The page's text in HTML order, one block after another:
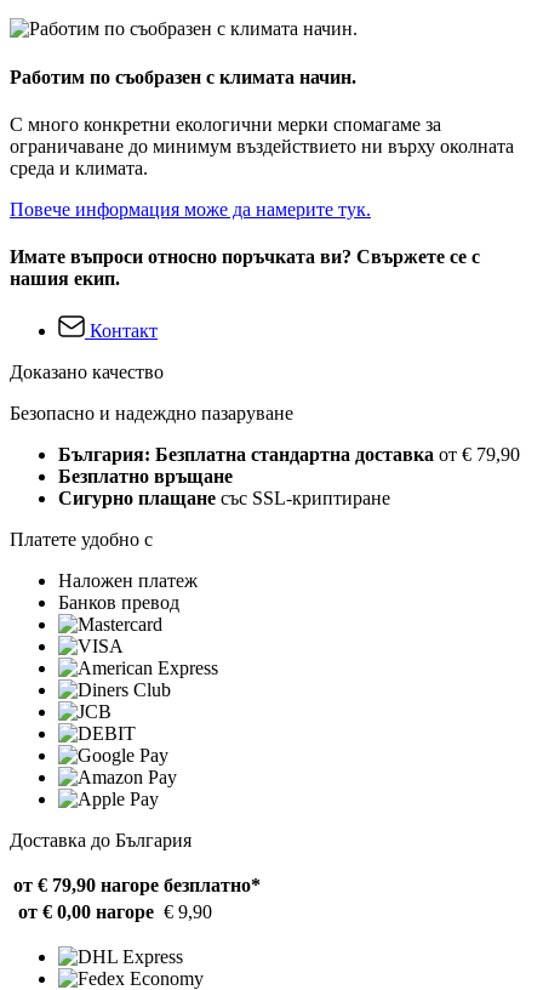
Работим по съобразен с климата начин.
С много конкретни екологични мерки спомагаме за
ограничаване до минимум въздействието ни върху околната
среда и климата.
Повече информация може да намерите тук.
Имате въпроси относно поръчката ви? Свържете се с
нашия екип.
Контакт
Доказано качество
Безопасно и надеждно пазаруване
България: Безплатна стандартна доставка от € 79,90
Безплатно връщане
Сигурно плащане със SSL-криптиране
Платете удобно с
Наложен платеж
Банков превод
Доставка до България
от € 79,90 нагоре безплатно*
от € 0,00 нагоре € 9,90